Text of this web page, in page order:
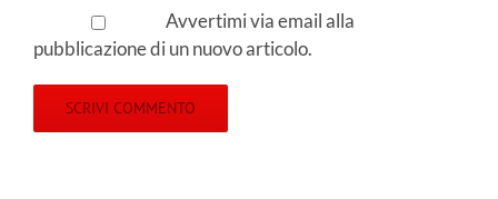
Avvertimi via email alla
pubblicazione di un nuovo articolo.